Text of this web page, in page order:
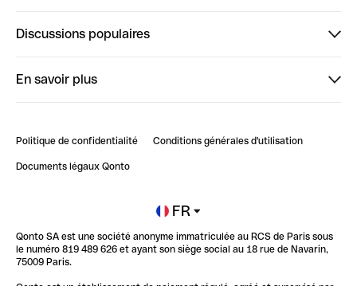
ClubQonto
Discussions populaires
Impact de l'IA sur les carrières/productivité
En savoir plus
Blog
Newsroom
Glossaire finance
Politique de confidentialité Conditions générales d'utilisation
Documents légaux Qonto
FR
Qonto SA est une société anonyme immatriculée au RCS de Paris sous
le numéro 819 489 626 et ayant son siège social au 18 rue de Navarin,
75009 Paris.